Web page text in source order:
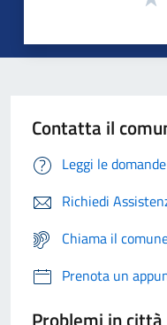
Contatta il
Leggi le
Richiedi
Chiama il
Prenota un
Problemi in città